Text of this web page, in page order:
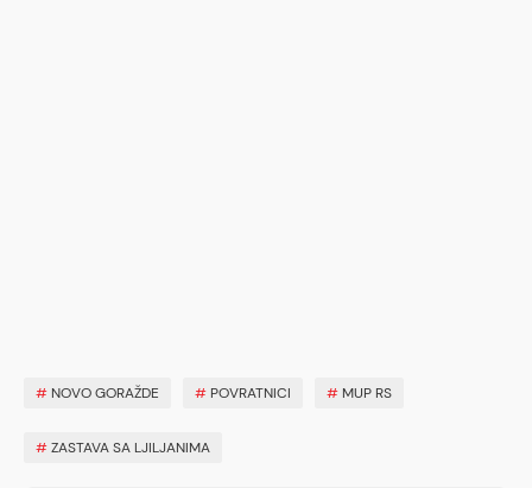
# NOVO GORAŽDE # POVRATNICI # MUP RS
#ZASTAVA SA LJILJANIMA